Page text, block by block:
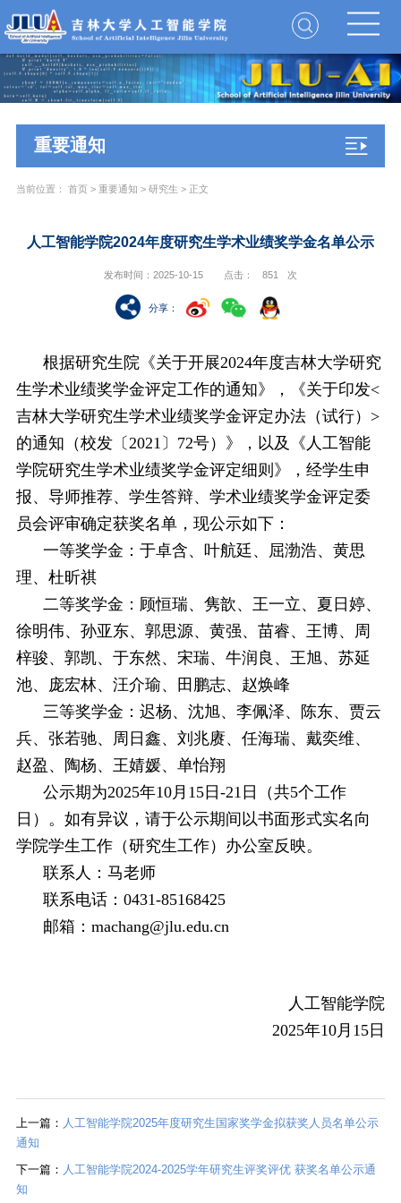
重要通知
当前位置： 首页 > 重要通知 > 研究生 > 正文
人工智能学院2024年度研究生学术业绩奖学金名单公示
发布时间：2025-10-15 点击： 851 次
分享：
根据研究生院《关于开展2024年度吉林大学研究
生学术业绩奖学金评定工作的通知》，《关于印发<
吉林大学研究生学术业绩奖学金评定办法（试行）>
的通知（校发〔2021〕72号）》，以及《人工智能
学院研究生学术业绩奖学金评定细则》，经学生申
报、导师推荐、学生答辩、学术业绩奖学金评定委
员会评审确定获奖名单，现公示如下：
一等奖学金：于卓含、叶航廷、屈渤浩、黄思
理、杜昕祺
二等奖学金：顾恒瑞、隽歆、王一立、夏日婷、
徐明伟、孙亚东、郭思源、黄强、苗睿、王博、周
梓骏、郭凯、于东然、宋瑞、牛润良、王旭、苏延
池、庞宏林、汪介瑜、田鹏志、赵焕峰
三等奖学金：迟杨、沈旭、李佩泽、陈东、贾云
兵、张若驰、周日鑫、刘兆赓、任海瑞、戴奕维、
赵盈、陶杨、王婧媛、单怡翔
公示期为2025年10月15日-21 日（共5个工作
日）。如有异议，请于公示期间以书面形式实名向
学院学生工作（研究生工作）办公室反映。
联系人：马老师
联系电话：0431-85168425
邮箱：machang@jlu.edu.cn
人工智能学院
2025年10月15日
上一篇： 人工智能学院2025年度研究生国家奖学金拟获奖人员名单公示
通知
下一篇： 人工智能学院2024-2025学年研究生评奖评优 获奖名单公示通
知